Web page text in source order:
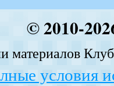
© 2010-
материалов
условия